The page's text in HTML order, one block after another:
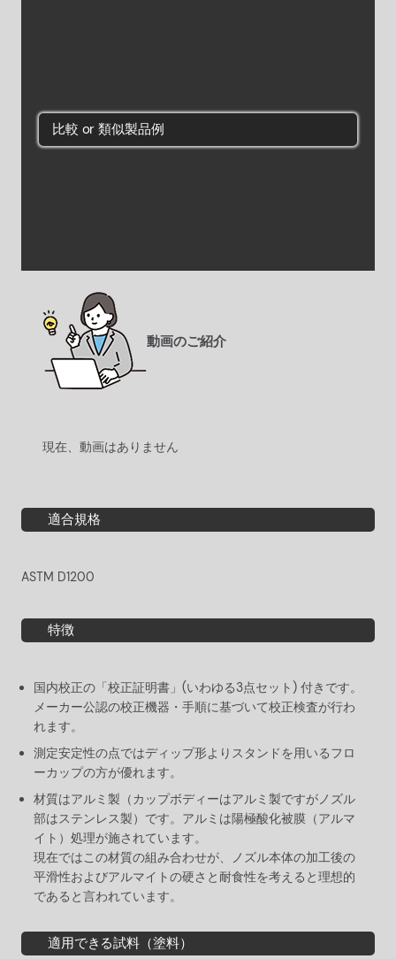
比較 or 類似製品例
動画のご紹介
現在、動画はありません
適合規格
ASTM D1200
特徴
国内校正の「校正証明書」(いわゆる3点セット) 付きです。
メーカー公認の校正機器・手順に基づいて校正検査が行わ
れます。
測定安定性の点ではディップ形よりスタンドを用いるフロ
ーカップの方が優れます。
材質はアルミ製（カップボディーはアルミ製ですがノズル
部はステンレス製）です。アルミは陽極酸化被膜（アルマ
イト）処理が施されています。
現在ではこの材質の組み合わせが、ノズル本体の加工後の
平滑性およびアルマイトの硬さと耐食性を考えると理想的
であると言われています。
適用できる試料（塗料）